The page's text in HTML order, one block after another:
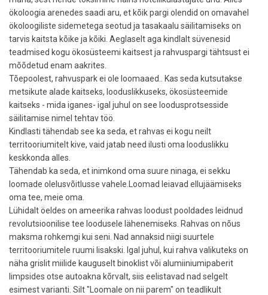
ökoloogia arenedes saadi aru, et kõik pargi olendid on omavahel
ökoloogiliste sidemetega seotud ja tasakaalu säilitamiseks on
tarvis kaitsta kõike ja kõiki. Aeglaselt aga kindlalt süvenesid
teadmised kogu ökosüsteemi kaitsest ja rahvuspargi tähtsust ei
mõõdetud enam aakrites.
Tõepoolest, rahvuspark ei ole loomaaed.. Kas seda kutsutakse
metsikute alade kaitseks, looduslikkuseks, ökosüsteemide
kaitseks - mida iganes- igal juhul on see loodusprotsesside
säilitamise nimel tehtav töö.
Kindlasti tähendab see ka seda, et rahvas ei kogu neilt
territooriumitelt kive, vaid jatab need ilusti oma looduslikku
keskkonda alles.
Tähendab ka seda, et inimkond oma suure ninaga, ei sekku
loomade olelusvõitlusse vahele.Loomad leiavad ellujäämiseks
oma tee, meie oma.
Lühidalt öeldes on ameerika rahvas loodust pooldades leidnud
revolutsioonilise tee loodusele lähenemiseks. Rahvas on nõus
maksma rohkemgi kui seni. Nad annaksid niigi suurtele
territooriumitele ruumi lisakski. Igal juhul, kui rahva valikuteks on
näha grislit miilide kauguselt binoklist või alumiiniumipaberit
limpsides otse autoakna kõrvalt, siis eelistavad nad selgelt
esimest varianti. Silt "Loomale on nii parem" on teadlikult